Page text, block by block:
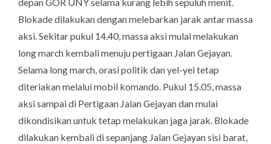
depan GOR UNY selama kurang lebih sepuluh menit.
Blokade dilakukan dengan melebarkan jarak antar massa
aksi. Sekitar pukul 14.40, massa aksi mulai melakukan
long march kembali menuju pertigaan Jalan Gejayan.
Selama long march, orasi politik dan yel-yel tetap
diteriakan melalui mobil komando. Pukul 15.05, massa
aksi sampai di Pertigaan Jalan Gejayan dan mulai
dikondisikan untuk tetap melakukan jaga jarak. Blokade
dilakukan kembali di sepanjang Jalan Gejayan sisi barat,